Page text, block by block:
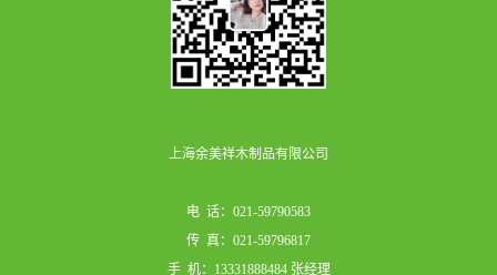
上海余美祥木制品有限公司
电 话：021-59790583
传 真：021-59796817
手 机：13331888484 张经理